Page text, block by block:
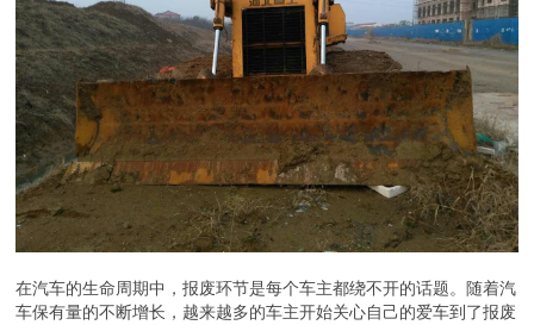
在汽车的生命周期中，报废环节是每个车主都绕不开的话题。随着汽
车保有量的不断增长，越来越多的车主开始关心自己的爱车到了报废